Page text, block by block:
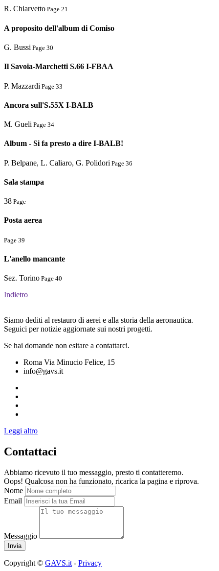
R. Chiarvetto Page 21
A proposito dell'album di Comiso
G. Bussi Page 30
Il Savoia-Marchetti S.66 I-FBAA
P. Mazzardi Page 33
Ancora sull'S.55X I-BALB
M. Gueli Page 34
Album - Si fa presto a dire I-BALB!
P. Belpane, L. Caliaro, G. Polidori Page 36
Sala stampa
38 Page
Posta aerea
Page 39
L'anello mancante
Sez. Torino Page 40
Indietro
Siamo dediti al restauro di aerei e alla storia della aeronautica.
Seguici per notizie aggiornate sui nostri progetti.
Se hai domande non esitare a contattarci.
Roma Via Minucio Felice, 15
info@gavs.it
Leggi altro
Contattaci
Abbiamo ricevuto il tuo messaggio, presto ti contatteremo.
Oops! Qualcosa non ha funzionato, ricarica la pagina e riprova.
Nome
Email
Messaggio
Copyright © GAVS.it - Privacy